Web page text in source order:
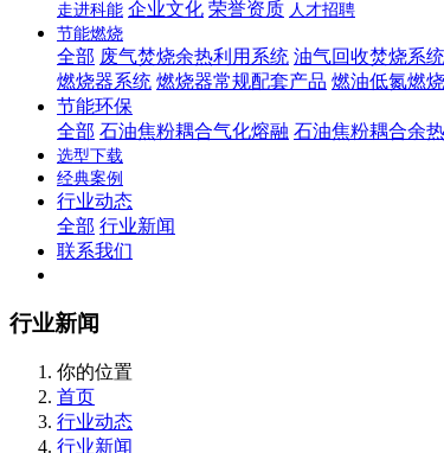
走进科能 企业文化 荣誉资质 人才招聘
节能燃烧
全部 废气焚烧余热利用系统 油气回收焚烧系统
燃烧器系统 燃烧器常规配套产品 燃油低氮燃
节能环保
全部 石油焦粉耦合气化熔融 石油焦粉耦合余
选型下载
经典案例
行业动态
全部 行业新闻
联系我们
行业新闻
你的位置
首页
行业动态
行业新闻